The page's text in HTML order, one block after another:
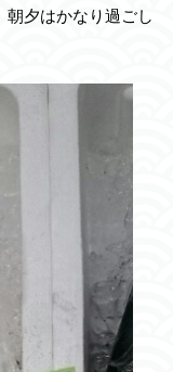
夕はかなり過ごし